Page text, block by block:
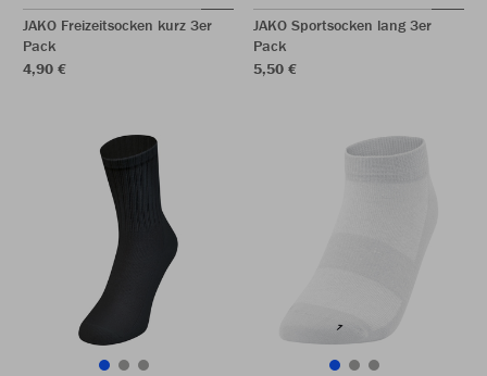
JAKO Freizeitsocken kurz 3er
Pack
4,90 €
JAKO Sportsocken lang 3er
Pack
5,50 €